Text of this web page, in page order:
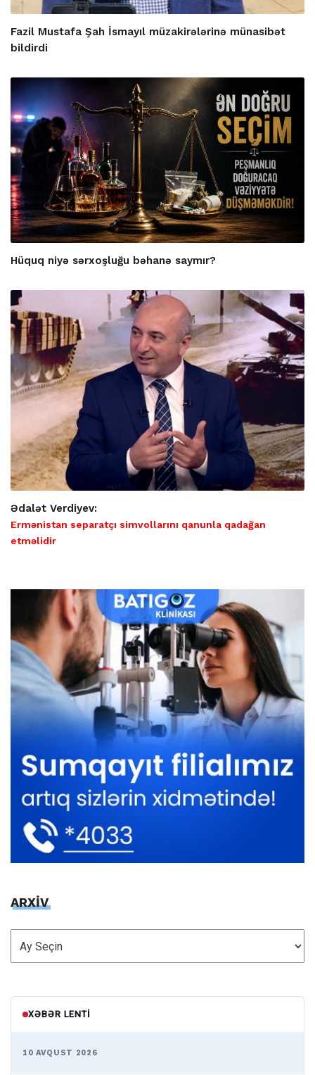
Fazil Mustafa Şah İsmayıl müzakirələrinə münasibət
bildirdi
Hüquq niyə sərxoşluğu bəhanə saymır?
Ədalət Verdiyev:
Ermənistan separatçı simvollarını qanunla qadağan
etməlidir
ARXİV
ARXİV
XƏBƏR LENTI
10 AVQUST 2026